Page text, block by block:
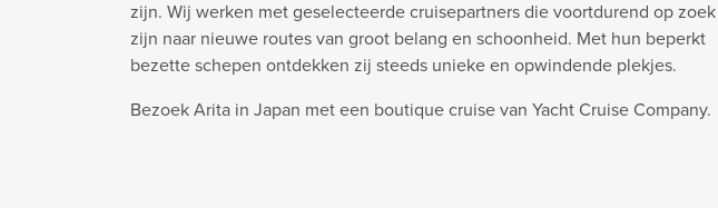
zijn. Wij werken met geselecteerde cruisepartners die voortdurend op zoek
zijn naar nieuwe routes van groot belang en schoonheid. Met hun beperkt
bezette schepen ontdekken zij steeds unieke en opwindende plekjes.
Bezoek Arita in Japan met een boutique cruise van Yacht Cruise Company.